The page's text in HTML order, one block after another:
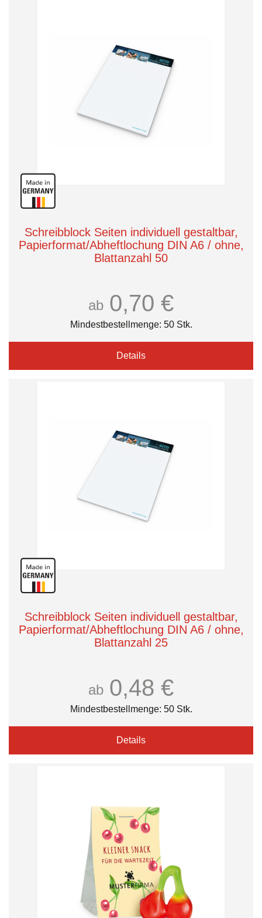
Schreibblock Seiten individuell gestaltbar,
Papierformat/Abheftlochung DIN A6 / ohne,
Blattanzahl 50
ab 0,70 €
Mindestbestellmenge: 50 Stk.
Details
Schreibblock Seiten individuell gestaltbar,
Papierformat/Abheftlochung DIN A6 / ohne,
Blattanzahl 25
ab 0,48 €
Mindestbestellmenge: 50 Stk.
Details